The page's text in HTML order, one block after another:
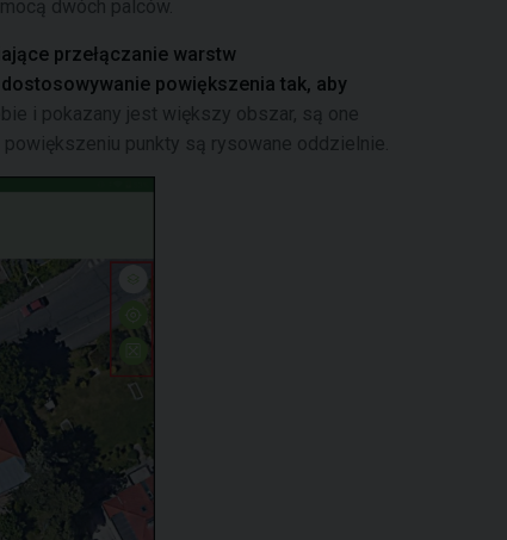
dwóch palców.
przełączanie warstw
dostosowywanie powiększenia tak, aby
i pokazany jest większy obszar, są one
punkty są rysowane oddzielnie.